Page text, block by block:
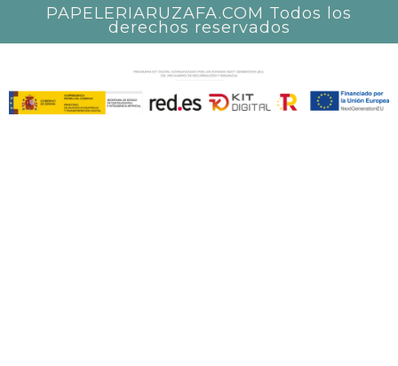
PAPELERIARUZAFA.COM Todos los
derechos reservados